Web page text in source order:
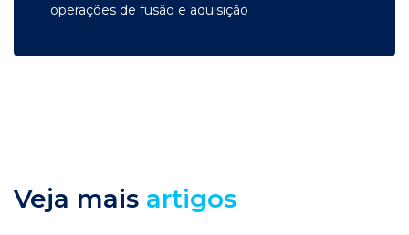
operações de fusão e aquisição
Veja mais artigos